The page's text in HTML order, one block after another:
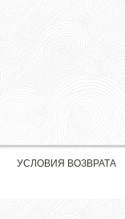
УСЛОВИЯ ВОЗВРАТА